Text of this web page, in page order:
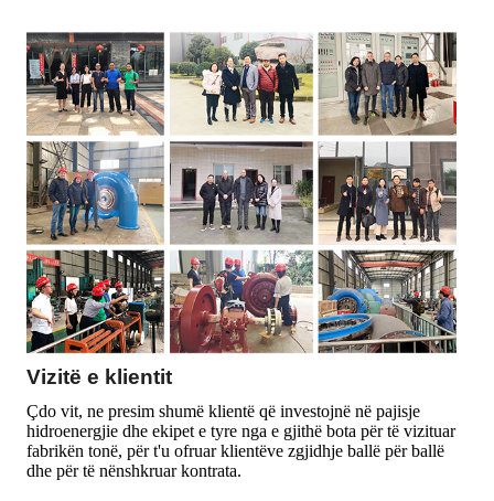
Vizitë e klientit
Çdo vit, ne presim shumë klientë që investojnë në pajisje
hidroenergjie dhe ekipet e tyre nga e gjithë bota për të vizituar
fabrikën tonë, për t'u ofruar klientëve zgjidhje ballë për ballë
dhe për të nënshkruar kontrata.